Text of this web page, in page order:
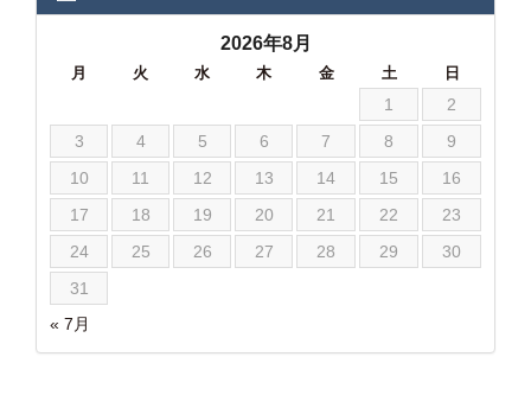
2026年8月
月 火 水 木 金 土 日
« 7月
1
2
3
4 5 6 7 8
9
10
11 12 13 14 15
16
17
18 19 20 21 22
23
24
25 26 27 28 29
30
31